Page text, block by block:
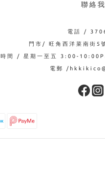
聯絡
電話 /
門市/ 旺角西洋菜南街5
時間 / 星期一至五 3:00-
電郵 /